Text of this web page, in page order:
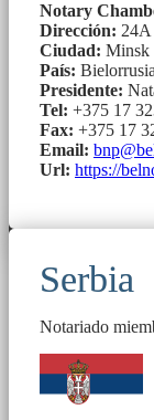
Notary
Dirección: 24A
Ciudad: Minsk
País: Bielorrusia
Presidente:
Tel: +375 17
Fax: +375 17
Email:
Url: https://
Serbia
Notariado